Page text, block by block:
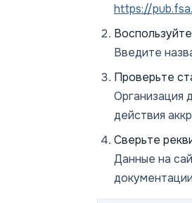
https://
Введите
Проверьте
Организация
действия
Сверьте
Данные на